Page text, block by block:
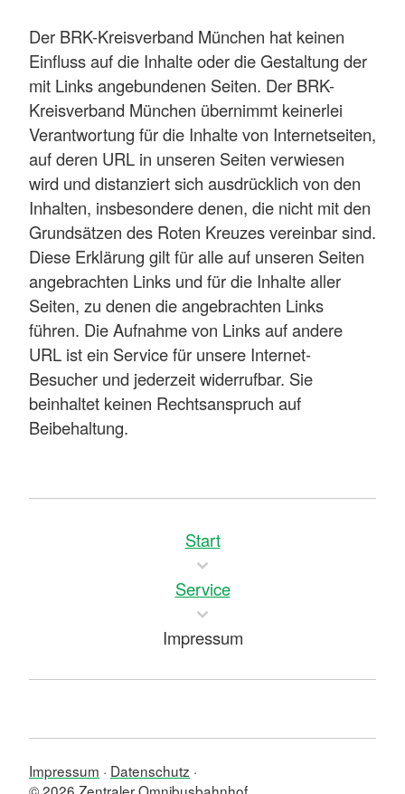
Der BRK-Kreisverband München hat keinen
Einfluss auf die Inhalte oder die Gestaltung der
mit Links angebundenen Seiten. Der BRK-
Kreisverband München übernimmt keinerlei
Verantwortung für die Inhalte von Internetseiten,
auf deren URL in unseren Seiten verwiesen
wird und distanziert sich ausdrücklich von den
Inhalten, insbesondere denen, die nicht mit den
Grundsätzen des Roten Kreuzes vereinbar sind.
Diese Erklärung gilt für alle auf unseren Seiten
angebrachten Links und für die Inhalte aller
Seiten, zu denen die angebrachten Links
führen. Die Aufnahme von Links auf andere
URL ist ein Service für unsere Internet-
Besucher und jederzeit widerrufbar. Sie
beinhaltet keinen Rechtsanspruch auf
Beibehaltung.
Start
Service
Impressum
Impressum
Datenschutz